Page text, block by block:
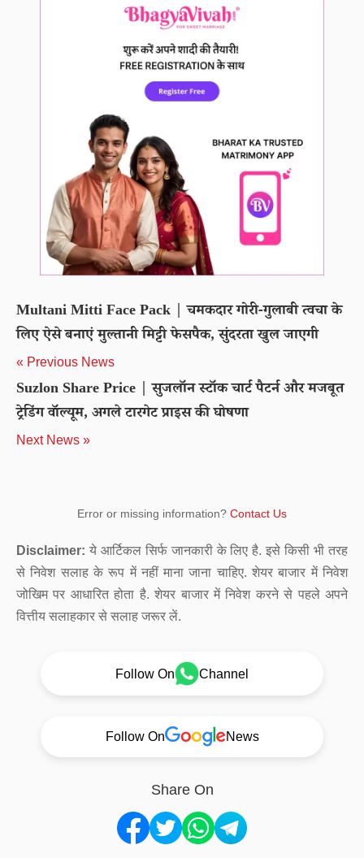
Multani Mitti Face Pack | चमकदार गोरी-गुलाबी त्वचा के
लिए ऐसे बनाएं मुल्तानी मिट्टी फेसपैक, सुंदरता खुल जाएगी
« Previous News
Suzlon Share Price | सुजलॉन स्टॉक चार्ट पैटर्न और मजबूत
ट्रेडिंग वॉल्यूम, अगले टारगेट प्राइस की घोषणा
Next News »
Error or missing information? Contact Us
Disclaimer: ये आर्टिकल सिर्फ जानकारी के लिए है. इसे किसी भी तरह
से निवेश सलाह के रूप में नहीं माना जाना चाहिए. शेयर बाजार में निवेश
जोखिम पर आधारित होता है. शेयर बाजार में निवेश करने से पहले अपने
वित्तीय सलाहकार से सलाह जरूर लें.
Follow On Channel
Follow On News
Share On